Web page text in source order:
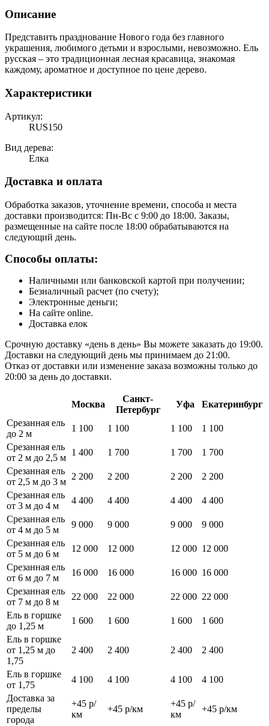
Описание
Представить празднование Нового года без главного
украшения, любимого детьми и взрослыми, невозможно. Ель
русская – это традиционная лесная красавица, знакомая
каждому, ароматное и доступное по цене дерево.
Характеристики
Артикул:
RUS150
Вид дерева:
Елка
Доставка и оплата
Обработка заказов, уточнение времени, способа и места
доставки производится: Пн-Вс с 9:00 до 18:00. Заказы,
размещенные на сайте после 18:00 обрабатываются на
следующий день.
Способы оплаты:
Наличными или банковской картой при получении;
Безналичный расчет (по счету);
Электронные деньги;
На сайте online.
Доставка елок
Срочную доставку «день в день» Вы можете заказать до 19:00.
Доставки на следующий день мы принимаем до 21:00.
Отказ от доставки или изменение заказа возможны только до
20:00 за день до доставки.
Москва
Санкт-
Петербург
Уфа
Екатеринбург
Срезанная ель
до 2 м
1 100 1 100 1 100
1 100
Срезанная ель
от 2 м до 2,5 м
1 400 1 700 1 700
1 700
Срезанная ель
от 2,5 м до 3 м
2 200 2 200 2 200
2 200
Срезанная ель
от 3 м до 4 м
4 400 4 400 4 400
4 400
Срезанная ель
от 4 м до 5 м
9 000 9 000 9 000
9 000
Срезанная ель
от 5 м до 6 м
12 000 12 000 12 000 12 000
Срезанная ель
от 6 м до 7 м
16 000 16 000 16 000 16 000
Срезанная ель
от 7 м до 8 м
22 000 22 000 22 000 22 000
Ель в горшке
до 1,25 м
1 600 1 600 1 600
1 600
Ель в горшке
от 1,25 м до
1,75
2 400 2 400 2 400 2 400
Ель в горшке
от 1,75
4 100 4 100 4 100
4 100
Доставка за
пределы
города
+45 р/
км
+45 р/км
+45 р/
км
+45 р/км